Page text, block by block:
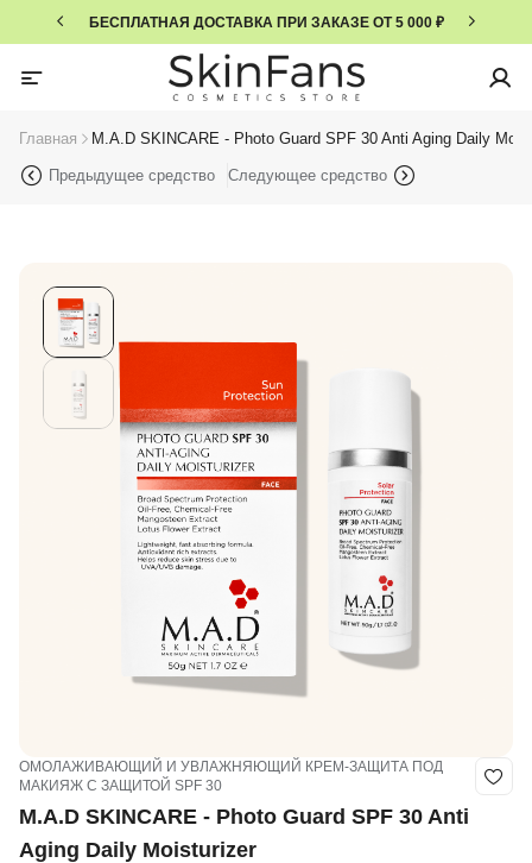
БЕСПЛАТНАЯ ДОСТАВКА ПРИ ЗАКАЗЕ ОТ 5 000 ₽
Главная M.A.D SKINCARE - Photo Guard SPF 30 Anti Aging Daily
Предыдущее средство Следующее средство
ОМОЛАЖИВАЮЩИЙ И УВЛАЖНЯЮЩИЙ КРЕМ-ЗАЩИТА ПОД
МАКИЯЖ С ЗАЩИТОЙ SPF 30
M.A.D SKINCARE - Photo Guard SPF 30 Anti
Aging Daily Moisturizer